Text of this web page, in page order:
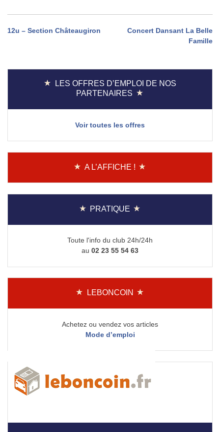
Navigation
l’article
12u – Section Châteaugiron
Concert Dansant La Belle
Famille
LES OFFRES D’EMPLOI DE NOS
PARTENAIRES
Voir toutes les offres
A L’AFFICHE !
PRATIQUE
Toute l'info du club 24h/24h
au 02 23 55 54 63
LEBONCOIN
Achetez ou vendez vos articles
Mode d’emploi